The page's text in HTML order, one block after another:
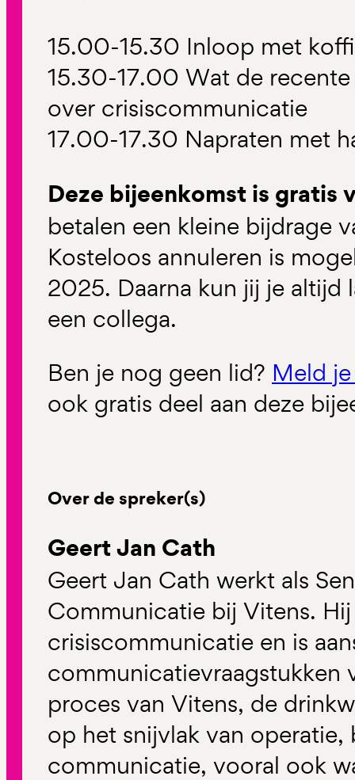
15.00-15.30 Inloop met
15.30-17.00 Wat de
over crisiscommunicatie
17.00-17.30 Napraten met
Deze bijeenkomst is gratis
betalen een kleine bijdrage
Kosteloos annuleren is
2025. Daarna kun jij je altijd
een collega.
Ben je nog geen lid? Meld
ook gratis deel aan deze
Over de spreker(s)
Geert Jan Cath
Geert Jan Cath werkt als
Communicatie bij Vitens.
crisiscommunicatie en is
communicatievraagstukken
proces van Vitens, de
op het snijvlak van operatie,
communicatie, vooral ook